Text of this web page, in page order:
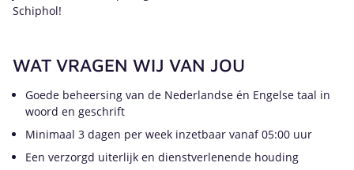
Schiphol!
WAT VRAGEN WIJ VAN JOU
Goede beheersing van de Nederlandse én Engelse taal in
woord en geschrift
Minimaal 3 dagen per week inzetbaar vanaf 05:00 uur
Een verzorgd uiterlijk en dienstverlenende houding